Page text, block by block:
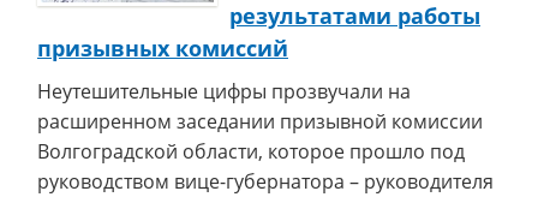
результатами работы
призывных комиссий
Неутешительные цифры прозвучали на
расширенном заседании призывной комиссии
Волгоградской области, которое прошло под
руководством вице-губернатора – руководителя